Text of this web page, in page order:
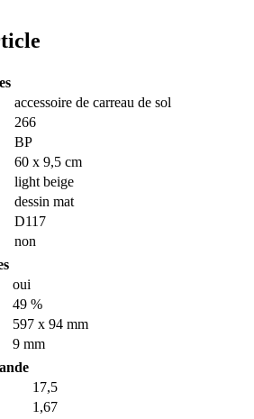
accessoire de carreau de sol
266
BP
60 x 9,5 cm
light beige
dessin mat
D117
non
oui
49 %
597 x 94 mm
9 mm
17,5
1,67